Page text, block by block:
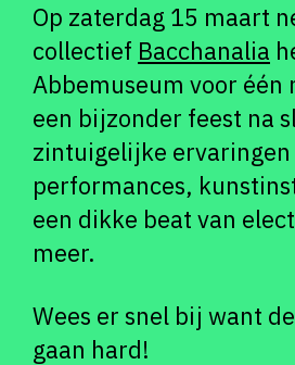
Op zaterdag 15 maart
collectief Bacchanalia
Abbemuseum voor één
een bijzonder feest na
zintuigelijke
performances,
een dikke beat van
meer.
Wees er snel bij want
gaan hard!